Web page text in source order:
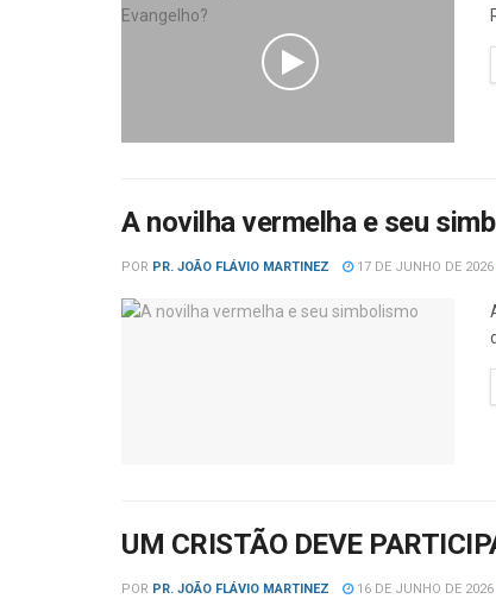
A novilha vermelha e seu
POR PR. JOÃO FLÁVIO MARTINEZ 17 DE JUNHO DE 2026
UM CRISTÃO DEVE
POR PR. JOÃO FLÁVIO MARTINEZ 16 DE JUNHO DE 2026